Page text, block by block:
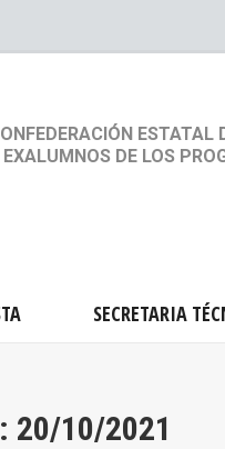
ESTATAL
EXALUMNOS DE LOS
SECRETARIA
20/10/2021